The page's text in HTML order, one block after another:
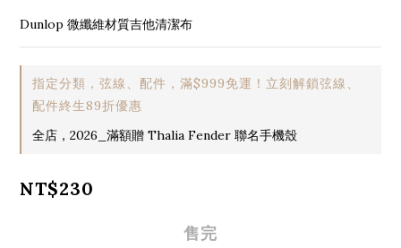
Dunlop 微纖維材質吉他清潔布
指定分類，弦線、配件，滿$999免運！立刻解鎖弦線、
配件終生89折優惠
全店，2026_滿額贈 Thalia Fender 聯名手機殼
NT$230
售完